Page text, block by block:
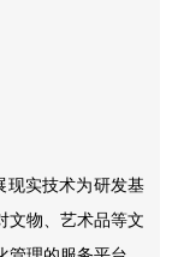
现实技术为研发基
文物、艺术品等文